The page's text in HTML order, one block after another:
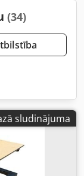
(34)
sludinājuma